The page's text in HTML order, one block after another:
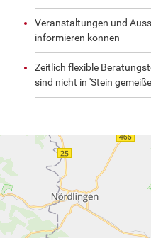
Veranstaltungen und
informieren können
Zeitlich flexible
sind nicht in 'Stein